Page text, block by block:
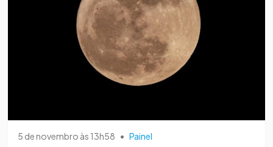
5 de novembro às 13h58 • Painel